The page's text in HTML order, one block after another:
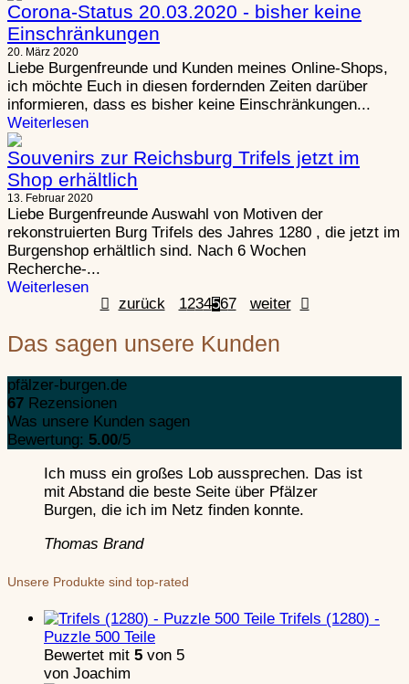
Corona-Status 20.03.2020 - bisher keine
Einschränkungen
20. März 2020
Liebe Burgenfreunde und Kunden meines Online-Shops,
ich möchte Euch in diesen fordernden Zeiten darüber
informieren, dass es bisher keine Einschränkungen...
Weiterlesen
Souvenirs zur Reichsburg Trifels jetzt im
Shop erhältlich
13. Februar 2020
Liebe Burgenfreunde Auswahl von Motiven der
rekonstruierten Burg Trifels des Jahres 1280 , die jetzt im
Burgenshop erhältlich sind. Nach 6 Wochen
Recherche-...
Weiterlesen
zurück
1234567 weiter
Das sagen unsere Kunden
pfälzer-burgen.de
67 Rezensionen
Was unsere Kunden sagen
Bewertung: 5.00/5
Ich muss ein großes Lob aussprechen. Das ist
mit Abstand die beste Seite über Pfälzer
Burgen, die ich im Netz finden konnte.
Thomas Brand
Unsere Produkte sind top-rated
Trifels (1280) -
Puzzle 500 Teile
Bewertet mit 5 von 5
von Joachim